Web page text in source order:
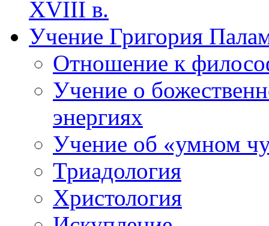
XVIII в.
Учение Григория
Отношение к
Учение о
энергиях
Учение об «умном
Триадология
Христология